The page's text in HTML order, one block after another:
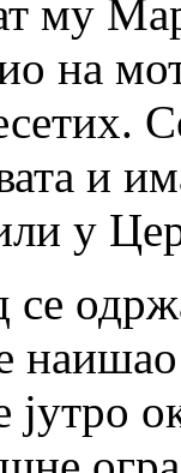
му
на
и
у
се
јутро